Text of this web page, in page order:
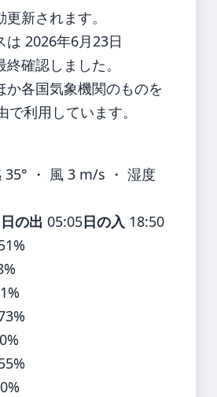
新されます。
は 2026年6月23日
確認しました。
か各国気象機関のものを
利用しています。
35° ・ 風 3 m/s ・ 湿度
日の出 05:05日の入 18:50